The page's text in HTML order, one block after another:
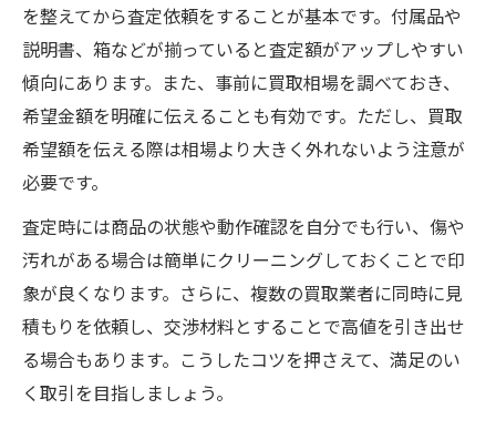
買取サービス満足度を比較するポイント
買取価格比較サイト活用で納得取引を実現
口コミから読み解く買取サービスの信頼性
買取価格アップに役立つ比較のコツ
送るだけで簡単な買取の最新スタイル
買取は送るだけで完結する最新サービス
忙しい人におすすめの簡単買取活用法
買取なんでも対応サイトのメリット解説
梱包から発送までの買取手続き流れ
口コミで評判の送るだけ買取の実態
を整えてから査定依頼をすることが基本です。付属品や
説明書、箱などが揃っていると査定額がアップしやすい
傾向にあります。また、事前に買取相場を調べておき、
希望金額を明確に伝えることも有効です。ただし、買取
希望額を伝える際は相場より大きく外れないよう注意が
必要です。
査定時には商品の状態や動作確認を自分でも行い、傷や
汚れがある場合は簡単にクリーニングしておくことで印
象が良くなります。さらに、複数の買取業者に同時に見
積もりを依頼し、交渉材料とすることで高値を引き出せ
る場合もあります。こうしたコツを押さえて、満足のい
く取引を目指しましょう。